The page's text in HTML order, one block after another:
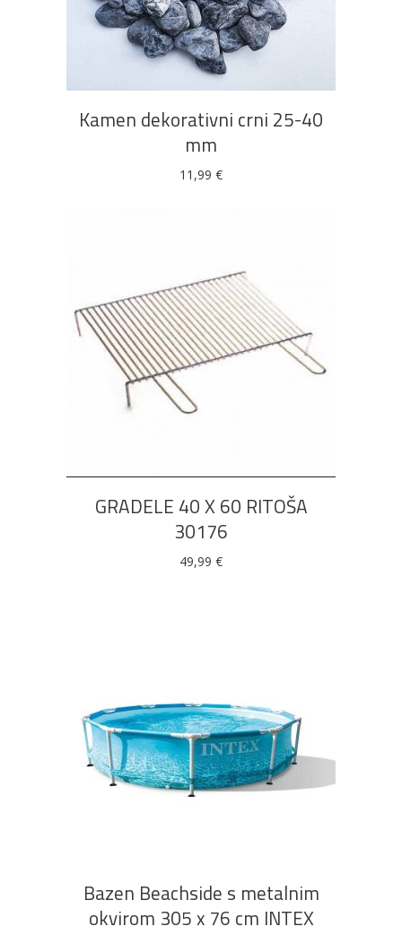
DODAJ U KOŠARICU
Kamen dekorativni crni 25-40
mm
11,99 €
DODAJ U KOŠARICU
GRADELE 40 X 60 RITOŠA
30176
49,99 €
DODAJ U KOŠARICU
Bazen Beachside s metalnim
okvirom 305 x 76 cm INTEX